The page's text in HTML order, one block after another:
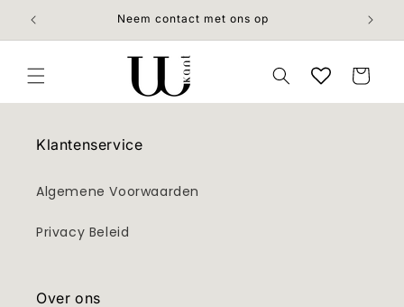
naar de
content
Neem contact met ons op
Winkelwagen
Klantenservice
Algemene Voorwaarden
Privacy Beleid
Over ons